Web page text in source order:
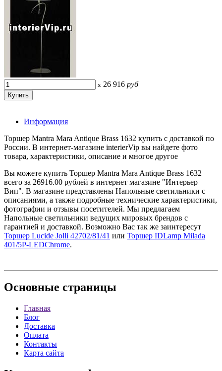
x 26 916 руб
Информация
Торшер Mantra Mara Antique Brass 1632 купить с доставкой по
России. В интернет-магазине interierVip вы найдете фото
товара, характеристики, описание и многое другое
Вы можете купить Торшер Mantra Mara Antique Brass 1632
всего за 26916.00 рублей в интернет магазине "Интерьер
Вип". В магазине представлены Напольные светильники с
описаниями, а также подробные технические характеристики,
фотографии и отзывы посетителей. Мы предлагаем
Напольные светильники ведущих мировых брендов с
гарантией и доставкой. Возможно Вас так же заинтересут
Торшер Lucide Jolli 42702/81/41 или Торшер IDLamp Milada
401/5P-LEDChrome.
Основные страницы
Главная
Блог
Доставка
Оплата
Контакты
Карта сайта